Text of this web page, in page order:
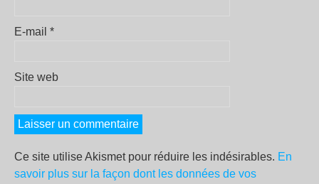
E-mail *
Site web
Ce site utilise Akismet pour réduire les indésirables. En
savoir plus sur la façon dont les données de vos